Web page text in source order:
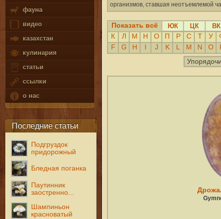
фауна
видео
казахстан
кулинария
статьи
ссылки
о нас
Последние статьи
Подгруздок
придорожный
Бледная поганка
Паутинник
заостренно...
Шампиньон
красноватый
организмов, ставшая неотъемлемой
Показать всё ЮК ЦК
ВК
К
Л М Н О П Р С Т У
F
G H J K M N O